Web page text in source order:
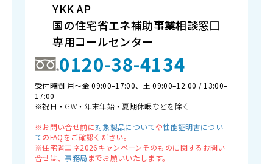
YKK AP
国の住宅省エネ補助事業相談窓口
専用コールセンター
0120-38-4134
受付時間 月〜金 09:00–17:00、土 09:00–12:00 / 13:00–
17:00
※祝日・GW・年末年始・夏期休暇などを除く
※お問い合せ前に対象製品についてや性能証明書につい
てのFAQをご確認ください。
※住宅省エネ2026キャンペーンそのものに関するお問い
合せは、事務局 までお願いいたします。